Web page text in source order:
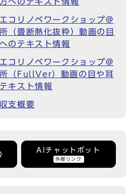
コリノベワークショップ@
（畳断熱化抜粋）動画の目
のテキスト情報
コリノベワークショップ@
（FullVer）動画の目や耳
キスト情報
支概要
AIチャットボット
外部リンク